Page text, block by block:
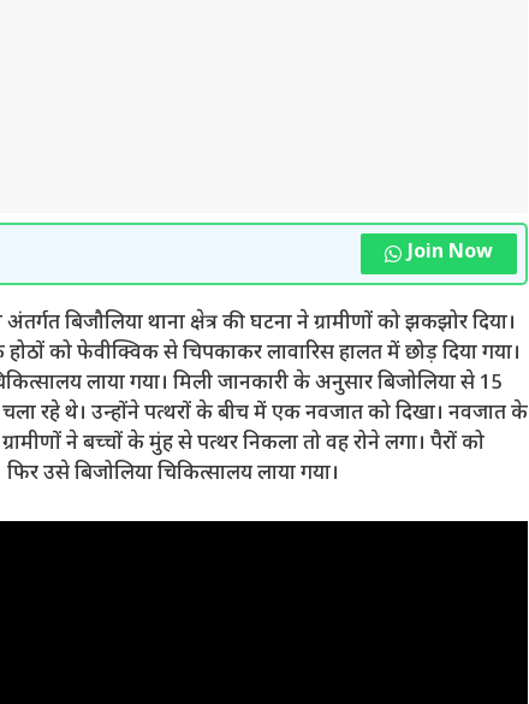
Join Now
बिजौलिया थाना क्षेत्र की घटना ने ग्रामीणों को झकझोर दिया।
को फेवीक्विक से चिपकाकर लावारिस हालत में छोड़ दिया गया।
लाया गया। मिली जानकारी के अनुसार बिजोलिया से 15
रहे थे। उन्होंने पत्थरों के बीच में एक नवजात को दिखा। नवजात के
ने बच्चों के मुंह से पत्थर निकला तो वह रोने लगा। पैरों को
उसे बिजोलिया चिकित्सालय लाया गया।